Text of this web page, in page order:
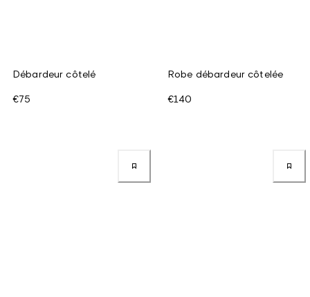
Débardeur côtelé
€75
Robe débardeur côtelée
€140